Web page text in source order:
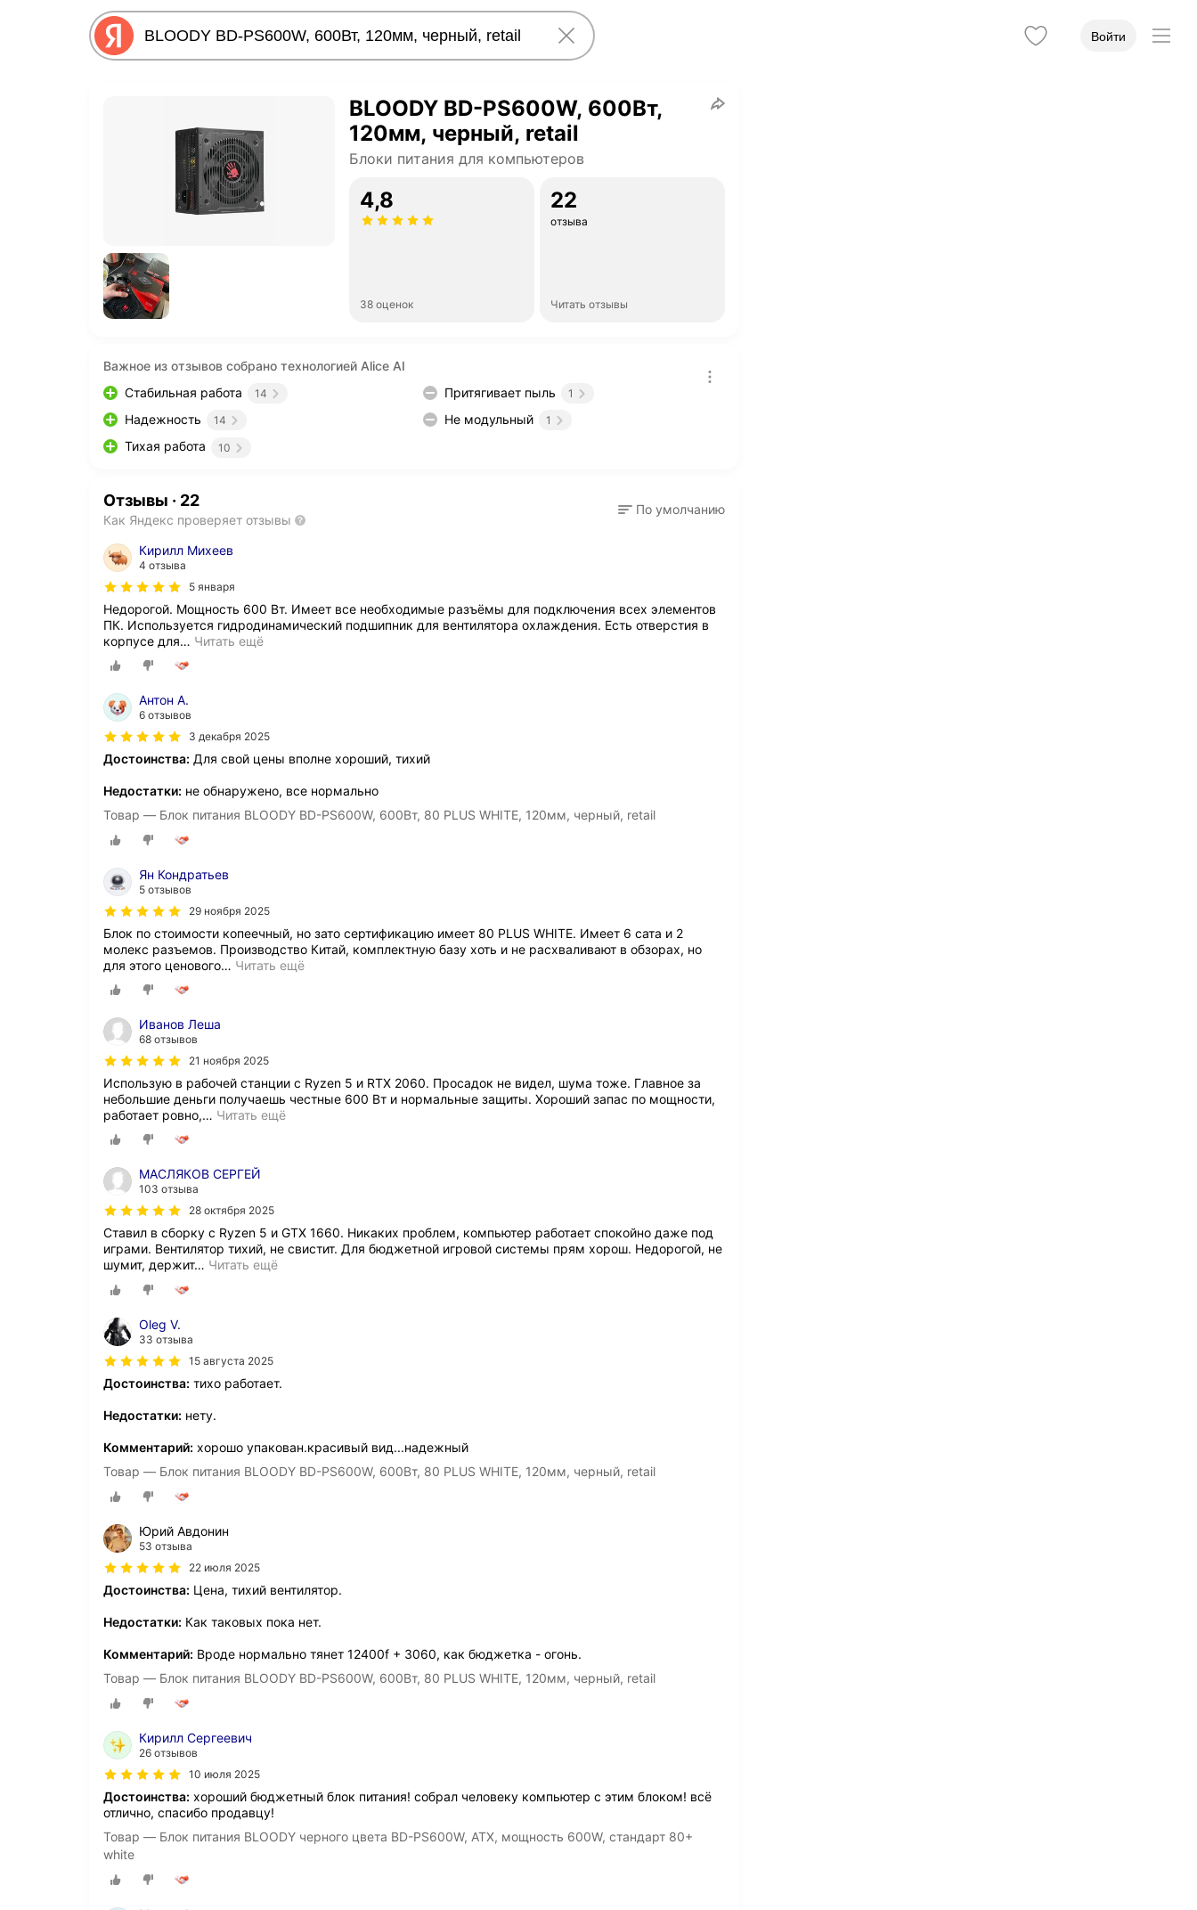
Войти
BLOODY BD-PS600W, 600Вт,
120мм, черный, retail
Блоки питания для компьютеров
4,8
38 оценок
22
отзыва
Читать отзывы
Важное из отзывов собрано технологией Alice AI
Стабильная работа
14
Надежность 14
Тихая работа 10
Притягивает пыль 1
Не модульный 1
Отзывы · 22
Как Яндекс проверяет отзывы
По умолчанию
Кирилл Михеев
4 отзыва
5 января
Недорогой. Мощность 600 Вт. Имеет все необходимые разъёмы для подключения всех элементов
ПК. Используется гидродинамический подшипник для вентилятора охлаждения. Есть отверстия в
корпусе для… Читать ещё
Антон А.
6 отзывов
3 декабря 2025
Достоинства: Для свой цены вполне хороший, тихий
Недостатки: не обнаружено, все нормально
Товар — Блок питания BLOODY BD-PS600W, 600Вт, 80 PLUS WHITE, 120мм, черный, retail
Ян Кондратьев
5 отзывов
29 ноября 2025
Блок по стоимости копеечный, но зато сертификацию имеет 80 PLUS WHITE. Имеет 6 сата и 2
молекс разъемов. Производство Китай, комплектную базу хоть и не расхваливают в обзорах, но
для этого ценового… Читать ещё
Иванов Леша
68 отзывов
21 ноября 2025
Использую в рабочей станции с Ryzen 5 и RTX 2060. Просадок не видел, шума тоже. Главное за
небольшие деньги получаешь честные 600 Вт и нормальные защиты. Хороший запас по мощности,
работает ровно,… Читать ещё
МАСЛЯКОВ СЕРГЕЙ
103 отзыва
28 октября 2025
Ставил в сборку с Ryzen 5 и GTX 1660. Никаких проблем, компьютер работает спокойно даже под
играми. Вентилятор тихий, не свистит. Для бюджетной игровой системы прям хорош. Недорогой, не
шумит, держит… Читать ещё
Oleg V.
33 отзыва
15 августа 2025
Достоинства: тихо работает.
Недостатки: нету.
Комментарий: хорошо упакован.красивый вид...надежный
Товар — Блок питания BLOODY BD-PS600W, 600Вт, 80 PLUS WHITE, 120мм, черный, retail
Юрий Авдонин
53 отзыва
22 июля 2025
Достоинства: Цена, тихий вентилятор.
Недостатки: Как таковых пока нет.
Комментарий: Вроде нормально тянет 12400f + 3060, как бюджетка - огонь.
Товар — Блок питания BLOODY BD-PS600W, 600Вт, 80 PLUS WHITE, 120мм, черный, retail
Кирилл Сергеевич
26 отзывов
10 июля 2025
Достоинства: хороший бюджетный блок питания! собрал человеку компьютер с этим блоком! всё
отлично, спасибо продавцу!
Товар — Блок питания BLOODY черного цвета BD-PS600W, ATX, мощность 600W, стандарт 80+
white